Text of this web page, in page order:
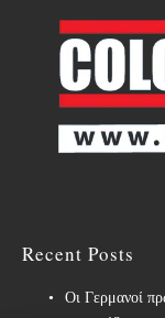
Recent Posts
Οι Γερμανοί